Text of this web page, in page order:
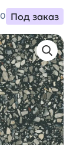
Под заказ